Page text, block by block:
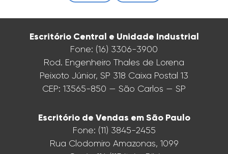
Escritório Central e Unidade Industrial
Fone: (16) 3306-3900
Rod. Engenheiro Thales de Lorena
Peixoto Júnior, SP 318 Caixa Postal 13
CEP: 13565-850 — São Carlos — SP
Escritório de Vendas em São Paulo
Fone: (11) 3845-2455
Rua Clodomiro Amazonas, 1099